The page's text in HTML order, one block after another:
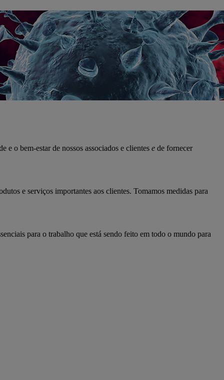
o bem-estar de nossos associados e clientes e de fornecer
e serviços importantes aos clientes. Tomamos medidas para
para o trabalho que está sendo feito em todo o mundo para